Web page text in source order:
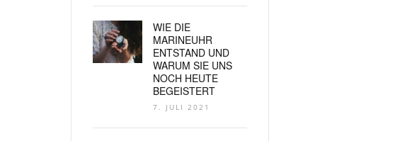
WIE DIE
MARINEUHR
ENTSTAND UND
WARUM SIE UNS
NOCH HEUTE
BEGEISTERT
7. JULI 2021